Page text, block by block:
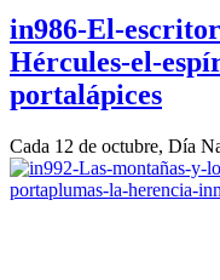
in986-El-
Hércules-el-
portalápices
Cada 12 de octubre, Día